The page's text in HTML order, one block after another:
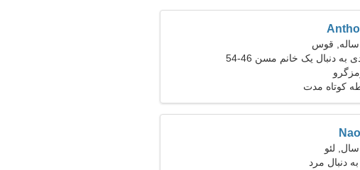
به دنبال یک خانم مسن 46-54
کوتاه مدت
دنبال مرد